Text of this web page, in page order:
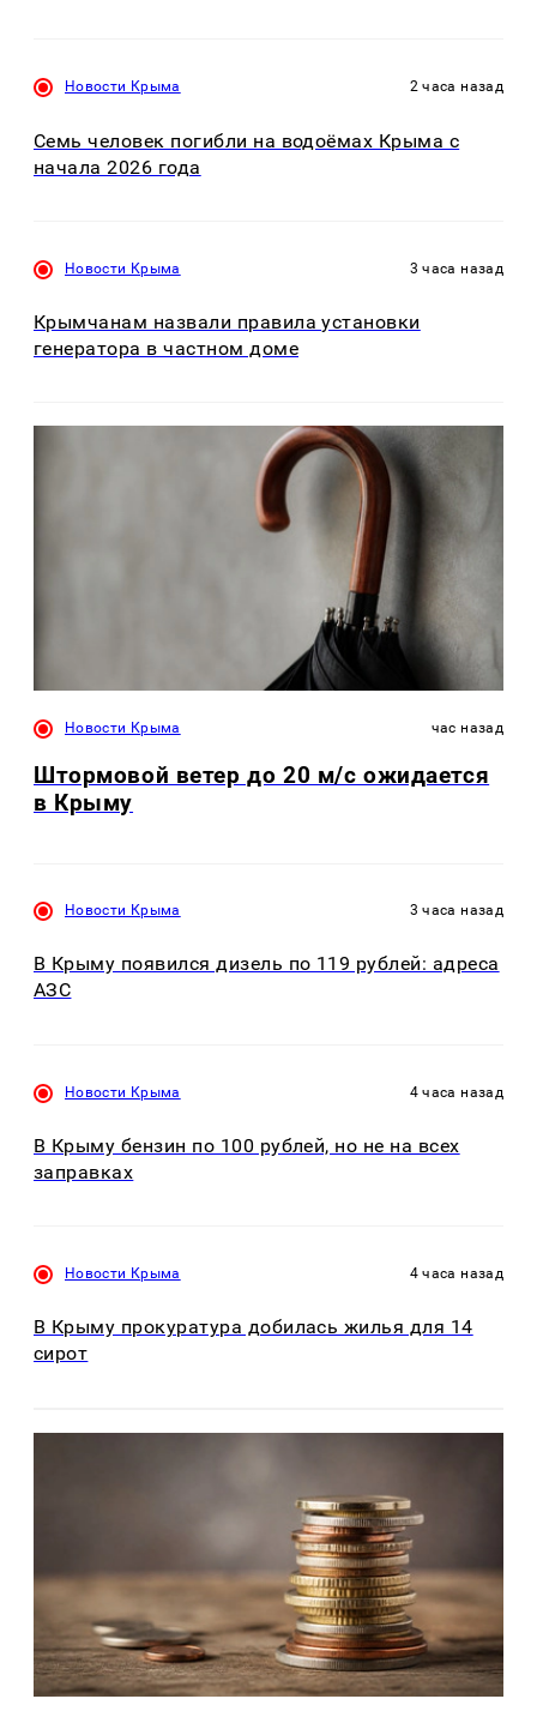
Новости Крыма 2 часа назад
Семь человек погибли на водоёмах Крыма с
начала 2026 года
Новости Крыма 3 часа назад
Крымчанам назвали правила установки
генератора в частном доме
Новости Крыма час назад
Штормовой ветер до 20 м/с ожидается
в Крыму
Новости Крыма 3 часа назад
В Крыму появился дизель по 119 рублей: адреса
АЗС
Новости Крыма 4 часа назад
В Крыму бензин по 100 рублей, но не на всех
заправках
Новости Крыма 4 часа назад
В Крыму прокуратура добилась жилья для 14
сирот